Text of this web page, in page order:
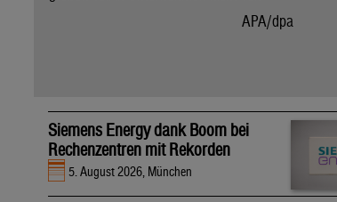
APA/dpa
Siemens Energy dank Boom bei
Rechenzentren mit Rekorden
5. August 2026, München